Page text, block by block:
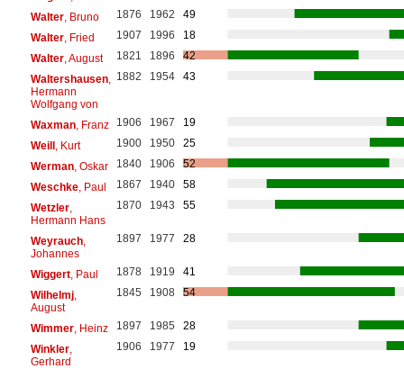
Walter, Bruno 1876 1962
49
Walter, Fried 1907 1996
18
Walter, August 1821 1896
42
Waltershausen,
Hermann
Wolfgang von
1882 1954 43
Waxman, Franz 1906 1967
19
Weill, Kurt 1900 1950
25
Werman, Oskar 1840 1906
52
Weschke, Paul 1867 1940
58
Wetzler,
Hermann Hans
1870 1943 55
Weyrauch,
Johannes
1897 1977 28
Wiggert, Paul 1878 1919
41
Wilhelmj,
August
1845 1908 54
Wimmer, Heinz 1897 1985
28
Winkler,
Gerhard
1906 1977 19